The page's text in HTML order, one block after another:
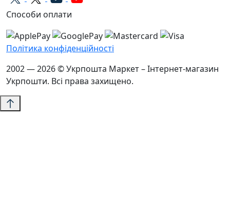
Способи оплати
Політика конфіденційності
2002 — 2026 © Укрпошта Маркет – Інтернет-магазин
Укрпошти. Всі права захищено.